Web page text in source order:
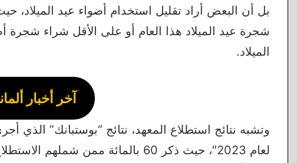
الميلاد.
آخر أخبار
وتشبه نتائج استطلاع المعهد، نتائج “بوستبانك”
لعام 2023″، حيث ذكر 60 بالمائة